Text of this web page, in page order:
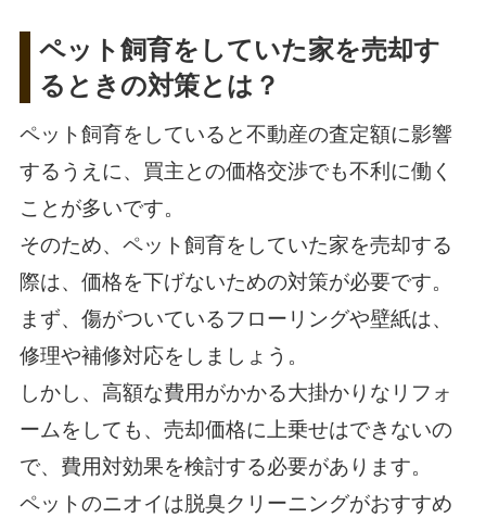
ペット飼育をしていた家を売却す
るときの対策とは？
ペット飼育をしていると不動産の査定額に影響
するうえに、買主との価格交渉でも不利に働く
ことが多いです。
そのため、ペット飼育をしていた家を売却する
際は、価格を下げないための対策が必要です。
まず、傷がついているフローリングや壁紙は、
修理や補修対応をしましょう。
しかし、高額な費用がかかる大掛かりなリフォ
ームをしても、売却価格に上乗せはできないの
で、費用対効果を検討する必要があります。
ペットのニオイは脱臭クリーニングがおすすめ